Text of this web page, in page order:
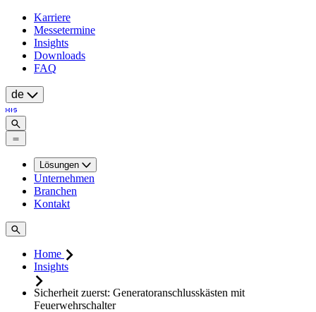
Karriere
Messetermine
Insights
Downloads
FAQ
de
Lösungen
Unternehmen
Branchen
Kontakt
Home
Insights
Sicherheit zuerst: Generatoranschlusskästen mit
Feuerwehrschalter